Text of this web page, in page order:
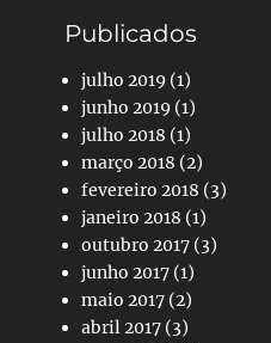
Publicados
julho 2019 (1)
junho 2019 (1)
julho 2018 (1)
março 2018 (2)
fevereiro 2018 (3)
janeiro 2018 (1)
outubro 2017 (3)
junho 2017 (1)
maio 2017 (2)
abril 2017 (3)